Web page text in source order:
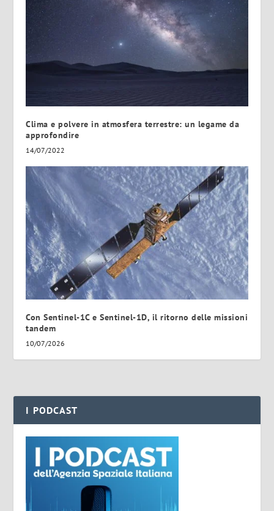
Clima e polvere in atmosfera terrestre: un legame da
approfondire
14/07/2022
Con Sentinel-1C e Sentinel-1D, il ritorno delle missioni
tandem
10/07/2026
I PODCAST